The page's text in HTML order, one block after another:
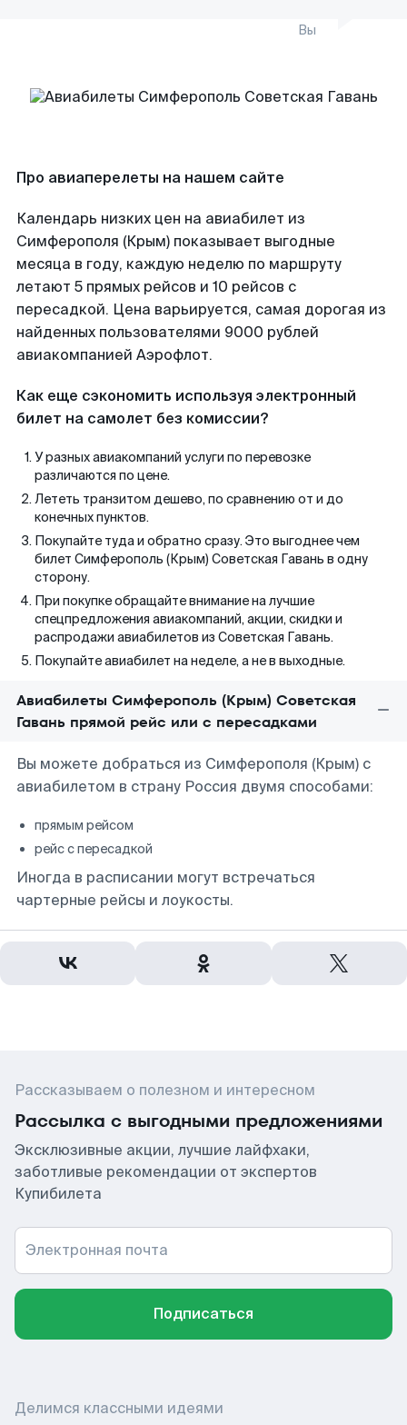
Вы
Про авиаперелеты на нашем сайте
Календарь низких цен на авиабилет из
Симферополя (Крым) показывает выгодные
месяца в году, каждую неделю по маршруту
летают 5 прямых рейсов и 10 рейсов с
пересадкой. Цена варьируется, самая дорогая из
найденных пользователями 9000 рублей
авиакомпанией Аэрофлот.
Как еще сэкономить используя электронный
билет на самолет без комиссии?
У разных авиакомпаний услуги по перевозке
различаются по цене.
Лететь транзитом дешево, по сравнению от и до
конечных пунктов.
Покупайте туда и обратно сразу. Это выгоднее чем
билет Симферополь (Крым) Советская Гавань в одну
сторону.
При покупке обращайте внимание на лучшие
спецпредложения авиакомпаний, акции, скидки и
распродажи авиабилетов из Советская Гавань.
Покупайте авиабилет на неделе, а не в выходные.
Авиабилеты Симферополь (Крым) Советская
Гавань прямой рейс или с пересадками
Вы можете добраться из Симферополя (Крым) с
авиабилетом в страну Россия двумя способами:
прямым рейсом
рейс с пересадкой
Иногда в расписании могут встречаться
чартерные рейсы и лоукосты.
Рассказываем о полезном и интересном
Рассылка с выгодными предложениями
Эксклюзивные акции, лучшие лайфхаки,
заботливые рекомендации от экспертов
Купибилета
Электронная почта
Подписаться
Делимся классными идеями